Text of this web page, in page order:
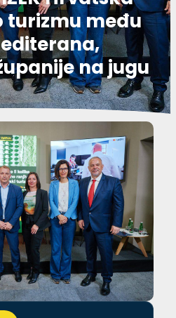
turizmu među
na jugu